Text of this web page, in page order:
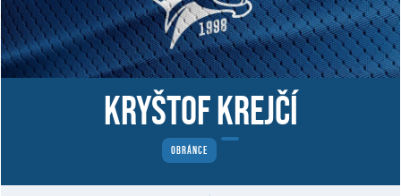
Kryštof Krejčí
OBRÁNCE